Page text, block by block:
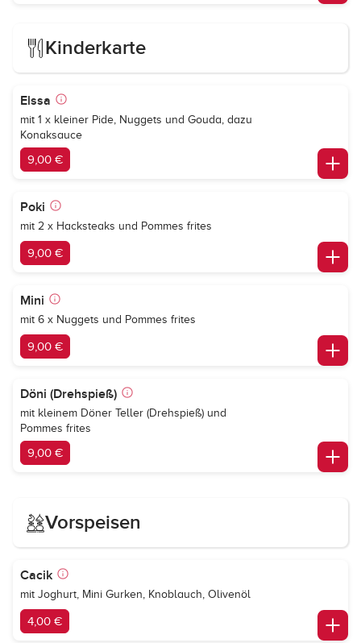
Kinderkarte
Elssa
mit 1 x kleiner Pide, Nuggets und Gouda, dazu
Konaksauce
9,00 €
Poki
mit 2 x Hacksteaks und Pommes frites
9,00 €
Mini
mit 6 x Nuggets und Pommes frites
9,00 €
Döni (Drehspieß)
mit kleinem Döner Teller (Drehspieß) und
Pommes frites
9,00 €
Vorspeisen
Cacik
mit Joghurt, Mini Gurken, Knoblauch, Olivenöl
4,00 €